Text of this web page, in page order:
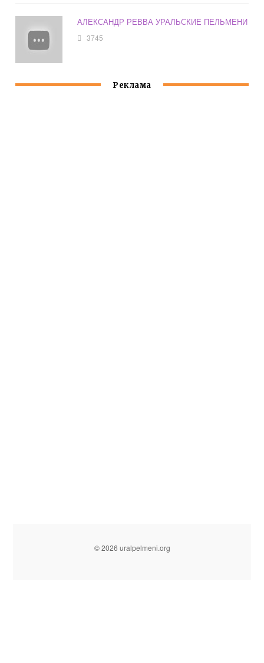
АЛЕКСАНДР РЕВВА УРАЛЬСКИЕ ПЕЛЬМЕНИ
3745
Реклама
© 2026 uralpelmeni.org